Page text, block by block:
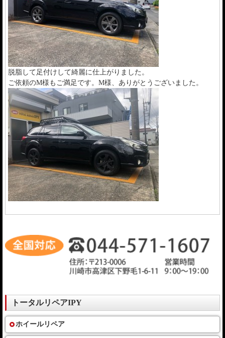
脱脂して足付けして綺麗に仕上がりました。
ご依頼のM様もご満足です。M様、ありがとうございました。
トータルリペアIPY
ホイールリペア